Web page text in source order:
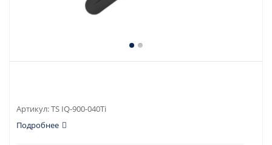
Артикул:TS IQ-900-040Ti
Подробнее